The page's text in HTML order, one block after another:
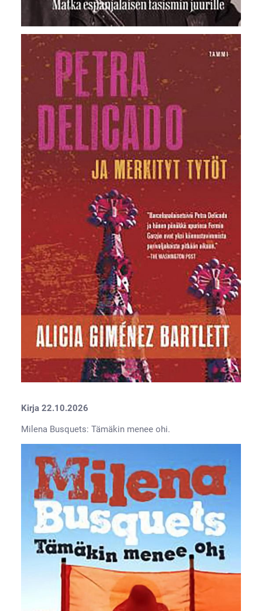
Kirja 22.10.2026
Milena Busquets: Tämäkin menee ohi.